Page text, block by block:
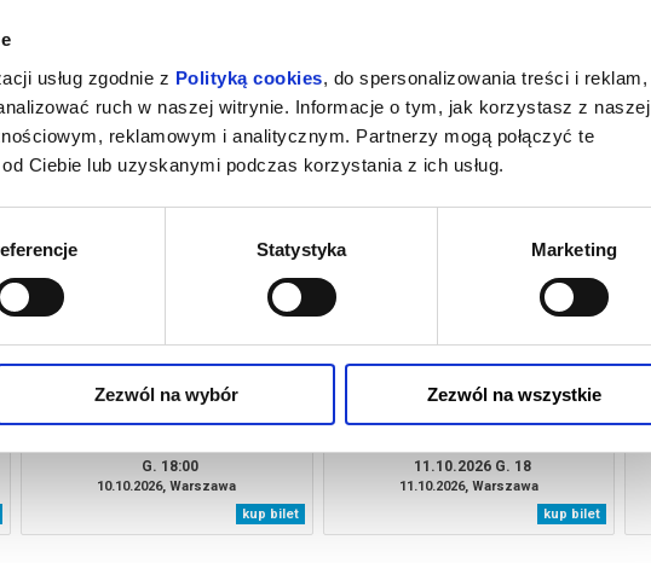
usług zgodnie z Polityką cookies, do spersonalizowania treści i reklam,
ruch w naszej witrynie. Informacje o tym, jak korzystasz z naszej
reklamowym i analitycznym. Partnerzy mogą połączyć te
Ciebie lub uzyskanymi podczas korzystania z ich usług.
Statystyka Marketing
Zezwól na wybór Zezwól na wszystkie
27.09.2026 GODZ. 14.00
ARTYSTYCZNEGO 2026/27 2.10.2026
G. 18:00
10.10.2026, Warszawa
kup bilet
11.10.2026 G. 18
11.10.2026, Warszawa
kup bilet